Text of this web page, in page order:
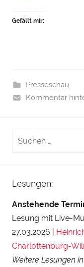
Gefällt mir:
Presseschau
Kommentar
Lesungen:
Anstehende
Lesung mit Live-
27.03.2026 |
Charlottenburg-
Weitere Lesungen